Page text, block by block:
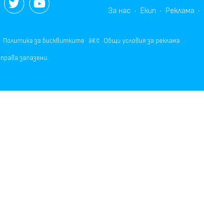
За нас Екип Реклама
Политика за бисквитките Общи условия за реклама
запазени.